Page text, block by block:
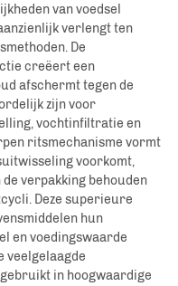
van voedsel
verlengt ten
De
creëert een
afschermt tegen de
zijn voor
vochtinfiltratie en
ritsmechanisme vormt
voorkomt,
verpakking behouden
Deze superieure
hun
en voedingswaarde
veelgelaagde
in hoogwaardige